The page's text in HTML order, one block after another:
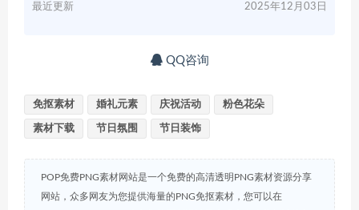
最近更新 2025年12月03日
QQ咨询
免抠素材 婚礼元素 庆祝活动 粉色花朵
素材下载 节日氛围 节日装饰
POP免费PNG素材网站是一个免费的高清透明PNG素材资源分享
网站，众多网友为您提供海量的PNG免抠素材，您可以在